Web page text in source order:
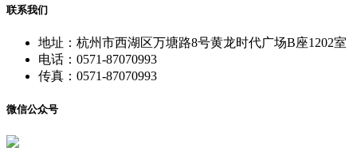
联系我们
地址：杭州市西湖区万塘路8号黄龙时代广场B座1202室
电话：0571-87070993
传真：0571-87070993
微信公众号